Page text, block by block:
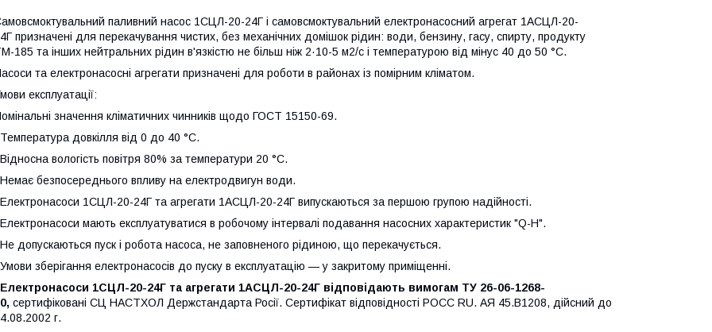
паливний насос 1СЦЛ-20-24Г і самовсмоктувальний електронасосний агрегат 1АСЦЛ-20-
призначені для перекачування чистих, без механічних домішок рідин: води, бензину, гасу, спирту, продукту
185 та інших нейтральних рідин в'язкістю не більш ніж 2·10-5 м2/с і температурою від мінус 40 до 50 °C.
та електронасосні агрегати призначені для роботи в районах із помірним кліматом.
експлуатації:
значення кліматичних чинників щодо ГОСТ 15150-69.
Температура довкілля від 0 до 40 °C.
Відносна вологість повітря 80% за температури 20 °C.
Немає безпосереднього впливу на електродвигун води.
Електронасоси 1СЦЛ-20-24Г та агрегати 1АСЦЛ-20-24Г випускаються за першою групою надійності.
Електронасоси мають експлуатуватися в робочому інтервалі подавання насосних характеристик "Q-Н".
Не допускаються пуск і робота насоса, не заповненого рідиною, що перекачується.
Умови зберігання електронасосів до пуску в експлуатацію — у закритому приміщенні.
Електронасоси 1СЦЛ-20-24Г та агрегати 1АСЦЛ-20-24Г відповідають вимогам ТУ 26-06-1268-
сертифіковані СЦ НАСТХОЛ Держстандарта Росії. Сертифікат відповідності РОСС RU. АЯ 45.В1208, дійсний до
г.